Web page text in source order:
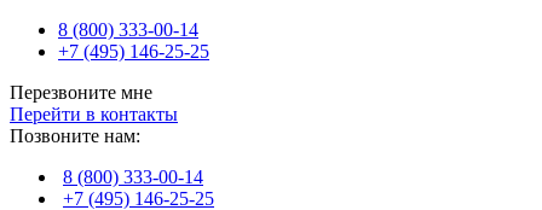
8 (800) 333-00-14
+7 (495) 146-25-25
Перезвоните мне
Перейти в контакты
Позвоните нам:
8 (800) 333-00-14
+7 (495) 146-25-25